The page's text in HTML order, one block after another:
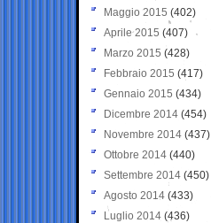
Maggio 2015 (402)
Aprile 2015 (407)
Marzo 2015 (428)
Febbraio 2015 (417)
Gennaio 2015 (434)
Dicembre 2014 (454)
Novembre 2014 (437)
Ottobre 2014 (440)
Settembre 2014 (450)
Agosto 2014 (433)
Luglio 2014 (436)